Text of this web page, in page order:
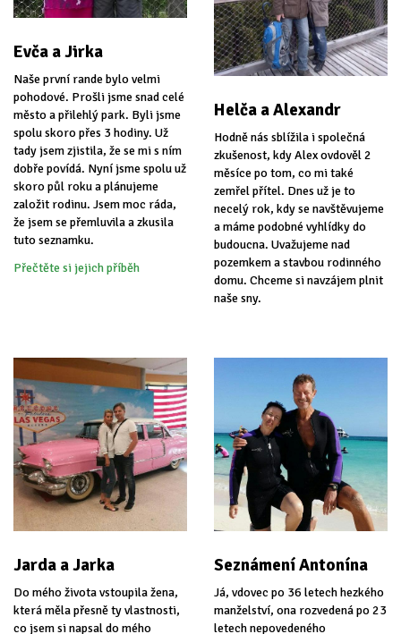
Evča a Jirka
Naše první rande bylo velmi
pohodové. Prošli jsme snad celé
město a přilehlý park. Byli jsme
spolu skoro přes 3 hodiny. Už
tady jsem zjistila, že se mi s ním
dobře povídá. Nyní jsme spolu už
skoro půl roku a plánujeme
založit rodinu. Jsem moc ráda,
že jsem se přemluvila a zkusila
tuto seznamku.
Přečtěte si jejich příběh
Helča a Alexandr
Hodně nás sblížila i společná
zkušenost, kdy Alex ovdověl 2
měsíce po tom, co mi také
zemřel přítel. Dnes už je to
necelý rok, kdy se navštěvujeme
a máme podobné vyhlídky do
budoucna. Uvažujeme nad
pozemkem a stavbou rodinného
domu. Chceme si navzájem plnit
naše sny.
Jarda a Jarka
Do mého života vstoupila žena,
která měla přesně ty vlastnosti,
co jsem si napsal do mého
Seznámení Antonína
Já, vdovec po 36 letech hezkého
manželství, ona rozvedená po 23
letech nepovedeného